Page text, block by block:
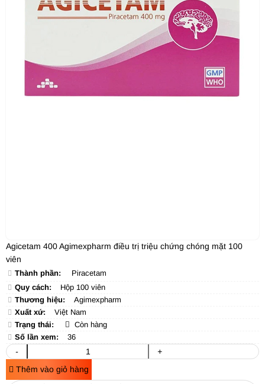
Agicetam 400 Agimexpharm điều trị triệu chứng chóng mặt 100
viên
Thành phần:
Piracetam
Quy cách:
Hộp 100 viên
Thương hiệu:
Agimexpharm
Xuất xứ:
Việt Nam
Trạng thái:
Còn hàng
Số lần xem:
36
-
+
Thêm vào giỏ hàng